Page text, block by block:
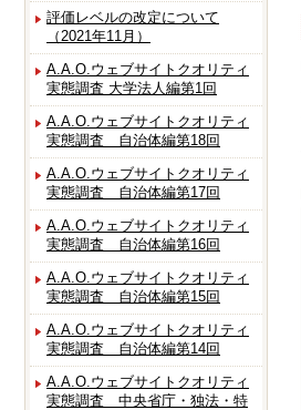
評価レベルの改定について
（2021年11月）
A.A.O.ウェブサイトクオリティ
実態調査 大学法人編第1回
A.A.O.ウェブサイトクオリティ
実態調査 自治体編第18回
A.A.O.ウェブサイトクオリティ
実態調査 自治体編第17回
A.A.O.ウェブサイトクオリティ
実態調査 自治体編第16回
A.A.O.ウェブサイトクオリティ
実態調査 自治体編第15回
A.A.O.ウェブサイトクオリティ
実態調査 自治体編第14回
A.A.O.ウェブサイトクオリティ
実態調査 中央省庁・独法・特